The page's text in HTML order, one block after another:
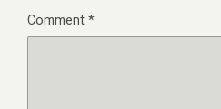
Comment*